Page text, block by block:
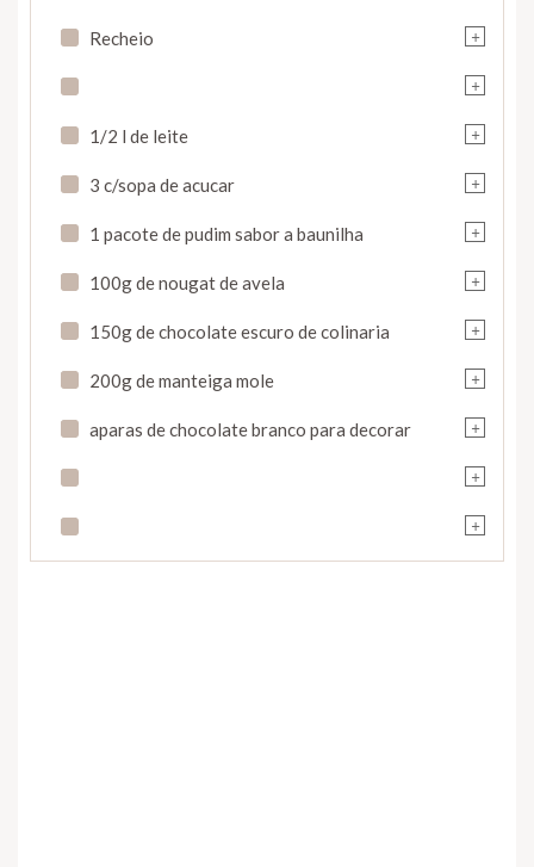
+
Recheio
+
+
1/2 l de leite
+
3 c/sopa de acucar
+
1 pacote de pudim sabor a baunilha
+
100g de nougat de avela
+
150g de chocolate escuro de colinaria
+
200g de manteiga mole
+
aparas de chocolate branco para decorar
+
+